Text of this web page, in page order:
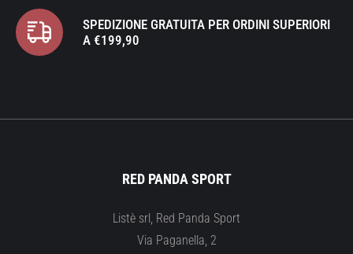
SPEDIZIONE GRATUITA PER ORDINI SUPERIORI
A €199,90
RED PANDA SPORT
Listè srl, Red Panda Sport
Via Paganella, 2